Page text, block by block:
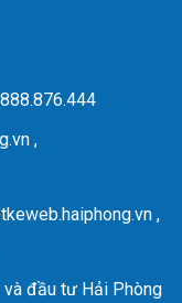
,
,
đầu tư Hải Phòng